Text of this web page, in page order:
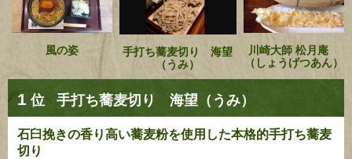
風の姿
手打ち蕎麦切り 海望
（うみ）
川崎大師 松月庵
（しょうげつあん）
1 位 手打ち蕎麦切り 海望（うみ）
石臼挽きの香り高い蕎麦粉を使用した本格的手打ち蕎麦
切り